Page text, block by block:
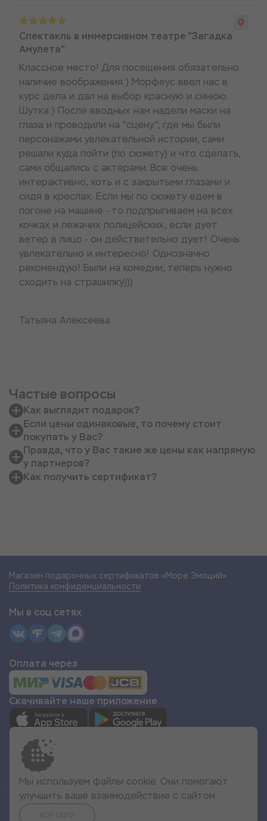
Спектакль в иммерсивном театре "Загадка
Амулета"
Классное место! Для посещения обязательно
наличие воображения:) Морфеус ввел нас в
курс дела и дал на выбор красную и синюю...
Шутка:) После вводных нам надели маски на
глаза и проводили на "сцену", где мы были
персонажами увлекательной истории, сами
решали куда пойти (по сюжету) и что сделать,
сами общались с актерами. Все очень
интерактивно, хоть и с закрытыми глазами и
сидя в креслах. Если мы по сюжету едем в
погоне на машине - то подпрыгиваем на всех
кочках и лежачих полицейских, если дует
ветер в лицо - он действительно дует! Очень
увлекательно и интересно! Однозначно
рекомендую! Были на комедии, теперь нужно
сходить на страшилку)))
Татьяна Алексеева
Частые вопросы
Как выглядит подарок?
Если цены одинаковые, то почему стоит
покупать у Вас?
Правда, что у Вас такие же цены как напрямую
у партнеров?
Как получить сертификат?
Магазин подарочных сертификатов «Море Эмоций»
Политика конфиденциальности
Мы в соц сетях
Оплата через
Скачивайте наше приложение
Мы используем файлы cookie. Они помогают
улучшить ваше взаимодействие с сайтом.